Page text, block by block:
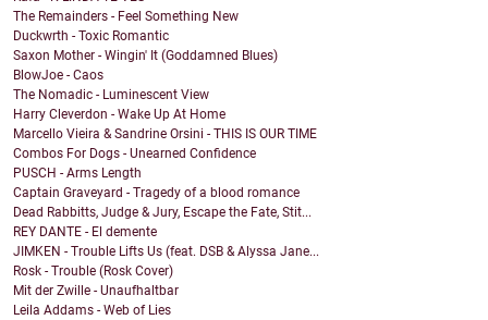
The Remainders - Feel Something New
Duckwrth - Toxic Romantic
Saxon Mother - Wingin' It (Goddamned Blues)
BlowJoe - Caos
The Nomadic - Luminescent View
Harry Cleverdon - Wake Up At Home
Marcello Vieira & Sandrine Orsini - THIS IS OUR TIME
Combos For Dogs - Unearned Confidence
PUSCH - Arms Length
Captain Graveyard - Tragedy of a blood romance
Dead Rabbitts, Judge & Jury, Escape the Fate, Stit...
REY DANTE - El demente
JIMKEN - Trouble Lifts Us (feat. DSB & Alyssa Jane...
Rosk - Trouble (Rosk Cover)
Mit der Zwille - Unaufhaltbar
Leila Addams - Web of Lies